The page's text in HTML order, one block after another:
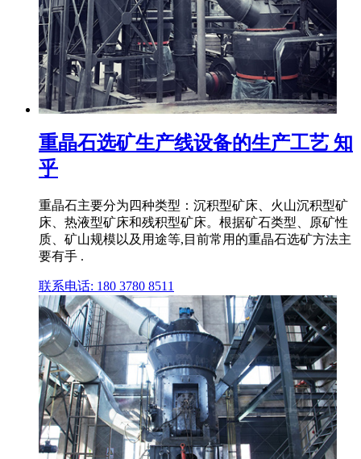
重晶石选矿生产线设备的生产工艺 知
乎
重晶石主要分为四种类型：沉积型矿床、火山沉积型矿
床、热液型矿床和残积型矿床。根据矿石类型、原矿性
质、矿山规模以及用途等,目前常用的重晶石选矿方法主
要有手 .
联系电话: 180 3780 8511